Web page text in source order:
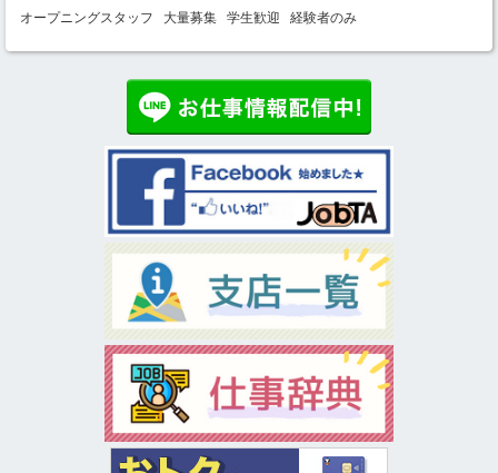
オープニングスタッフ
大量募集 学生歓迎 経験者のみ